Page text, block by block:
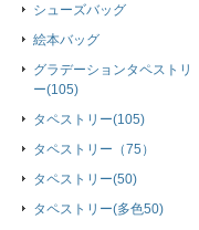
シューズバッグ
絵本バッグ
グラデーションタペストリ
ー(105)
タペストリー(105)
タペストリー（75）
タペストリー(50)
タペストリー(多色50)